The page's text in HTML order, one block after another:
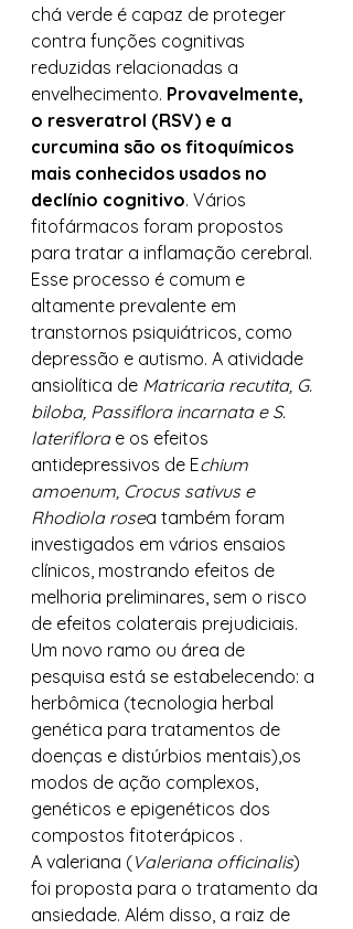
chá verde é capaz de proteger
contra funções cognitivas
reduzidas relacionadas a
envelhecimento. Provavelmente,
o resveratrol (RSV) e a
curcumina são os fitoquímicos
mais conhecidos usados ​​no
declínio cognitivo. Vários
fitofármacos foram propostos
para tratar a inflamação cerebral.
Esse processo é comum e
altamente prevalente em
transtornos psiquiátricos, como
depressão e autismo. A atividade
ansiolítica de Matricaria recutita, G.
biloba, Passiflora incarnata e S.
lateriflora e os efeitos
antidepressivos de Echium
amoenum, Crocus sativus e
Rhodiola rosea também foram
investigados em vários ensaios
clínicos, mostrando efeitos de
melhoria preliminares, sem o risco
de efeitos colaterais prejudiciais.
Um novo ramo ou área de
pesquisa está se estabelecendo: a
herbômica (tecnologia herbal
genética para tratamentos de
doenças e distúrbios mentais),os
modos de ação complexos,
genéticos e epigenéticos dos
compostos fitoterápicos .
A valeriana (Valeriana officinalis)
foi proposta para o tratamento da
ansiedade. Além disso, a raiz de